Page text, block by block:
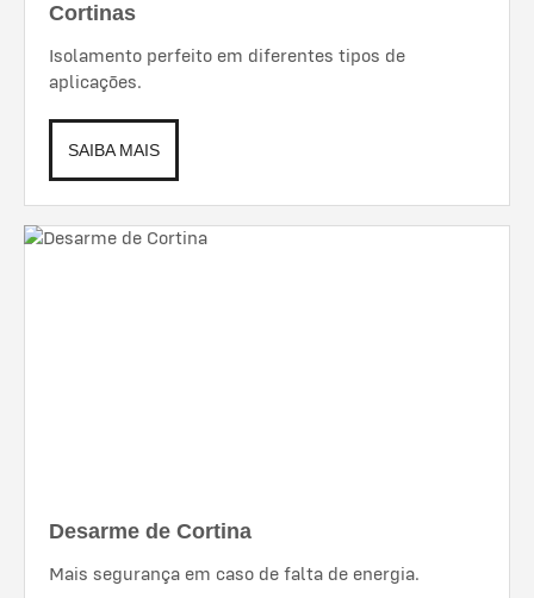
Cortinas
Isolamento perfeito em diferentes tipos de
aplicações.
SAIBA MAIS
Desarme de Cortina
Mais segurança em caso de falta de energia.